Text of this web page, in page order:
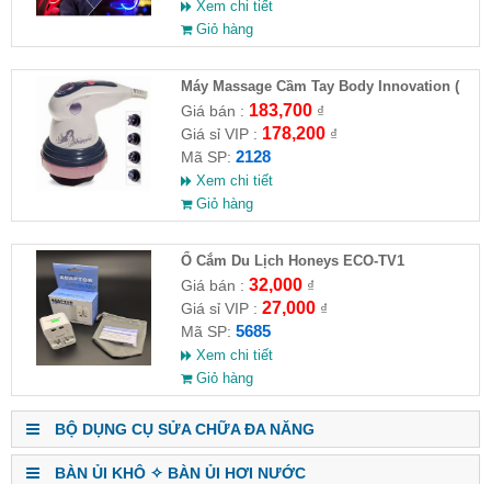
Xem chi tiết
Giỏ hàng
Máy Massage Cầm Tay Body Innovation (
HĐ )
Giá bán : 183,700₫
Giá sỉ VIP : 178,200₫
Mã SP: 2128
Xem chi tiết
Giỏ hàng
Ổ Cắm Du Lịch Honeys ECO-TV1
Giá bán : 32,000₫
Giá sỉ VIP : 27,000₫
Mã SP: 5685
Xem chi tiết
Giỏ hàng
BỘ DỤNG CỤ SỬA CHỮA ĐA NĂNG
BÀN ỦI KHÔ ✧ BÀN ỦI HƠI NƯỚC